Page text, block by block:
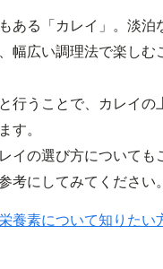
ある「カレイ」。淡泊
幅広い調理法で楽しむ
行うことで、カレイの
す。
イの選び方についても
考にしてみてください。
養素について知りたい